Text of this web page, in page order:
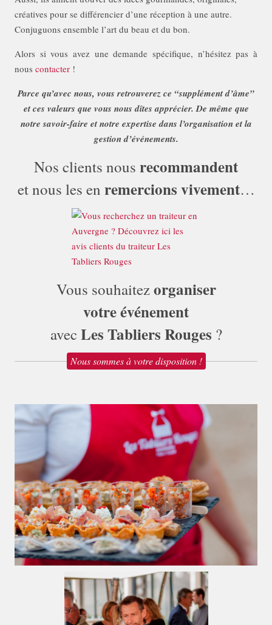
créatives pour se différencier d’une réception à une autre.
Conjuguons ensemble l’art du beau et du bon.
Alors si vous avez une demande spécifique, n’hésitez pas à
nous contacter !
Parce qu’avec nous, vous retrouverez ce “supplément d’âme”
et ces valeurs que vous nous dîtes apprécier. De même que
notre savoir-faire et notre expertise dans l’organisation et la
gestion d’événements.
Nos clients nous recommandent
et nous les en remercions vivement…
Vous souhaitezorganiser
votre événement
avec Les Tabliers Rouges ?
Nous sommes à votre disposition !